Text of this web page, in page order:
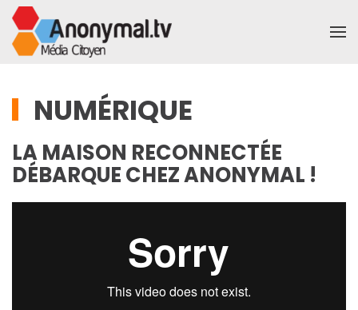
Accéder au contenu principal
NUMÉRIQUE
LA MAISON RECONNECTÉE
DÉBARQUE CHEZ ANONYMAL !